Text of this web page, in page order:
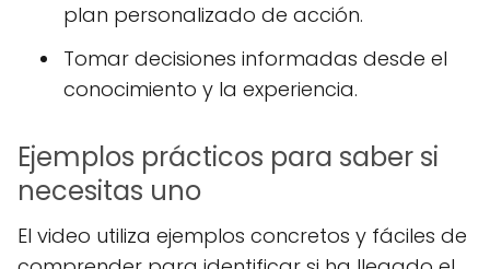
plan personalizado de acción.
Tomar decisiones informadas desde el
conocimiento y la experiencia.
Ejemplos prácticos para saber si
necesitas uno
El video utiliza ejemplos concretos y fáciles de